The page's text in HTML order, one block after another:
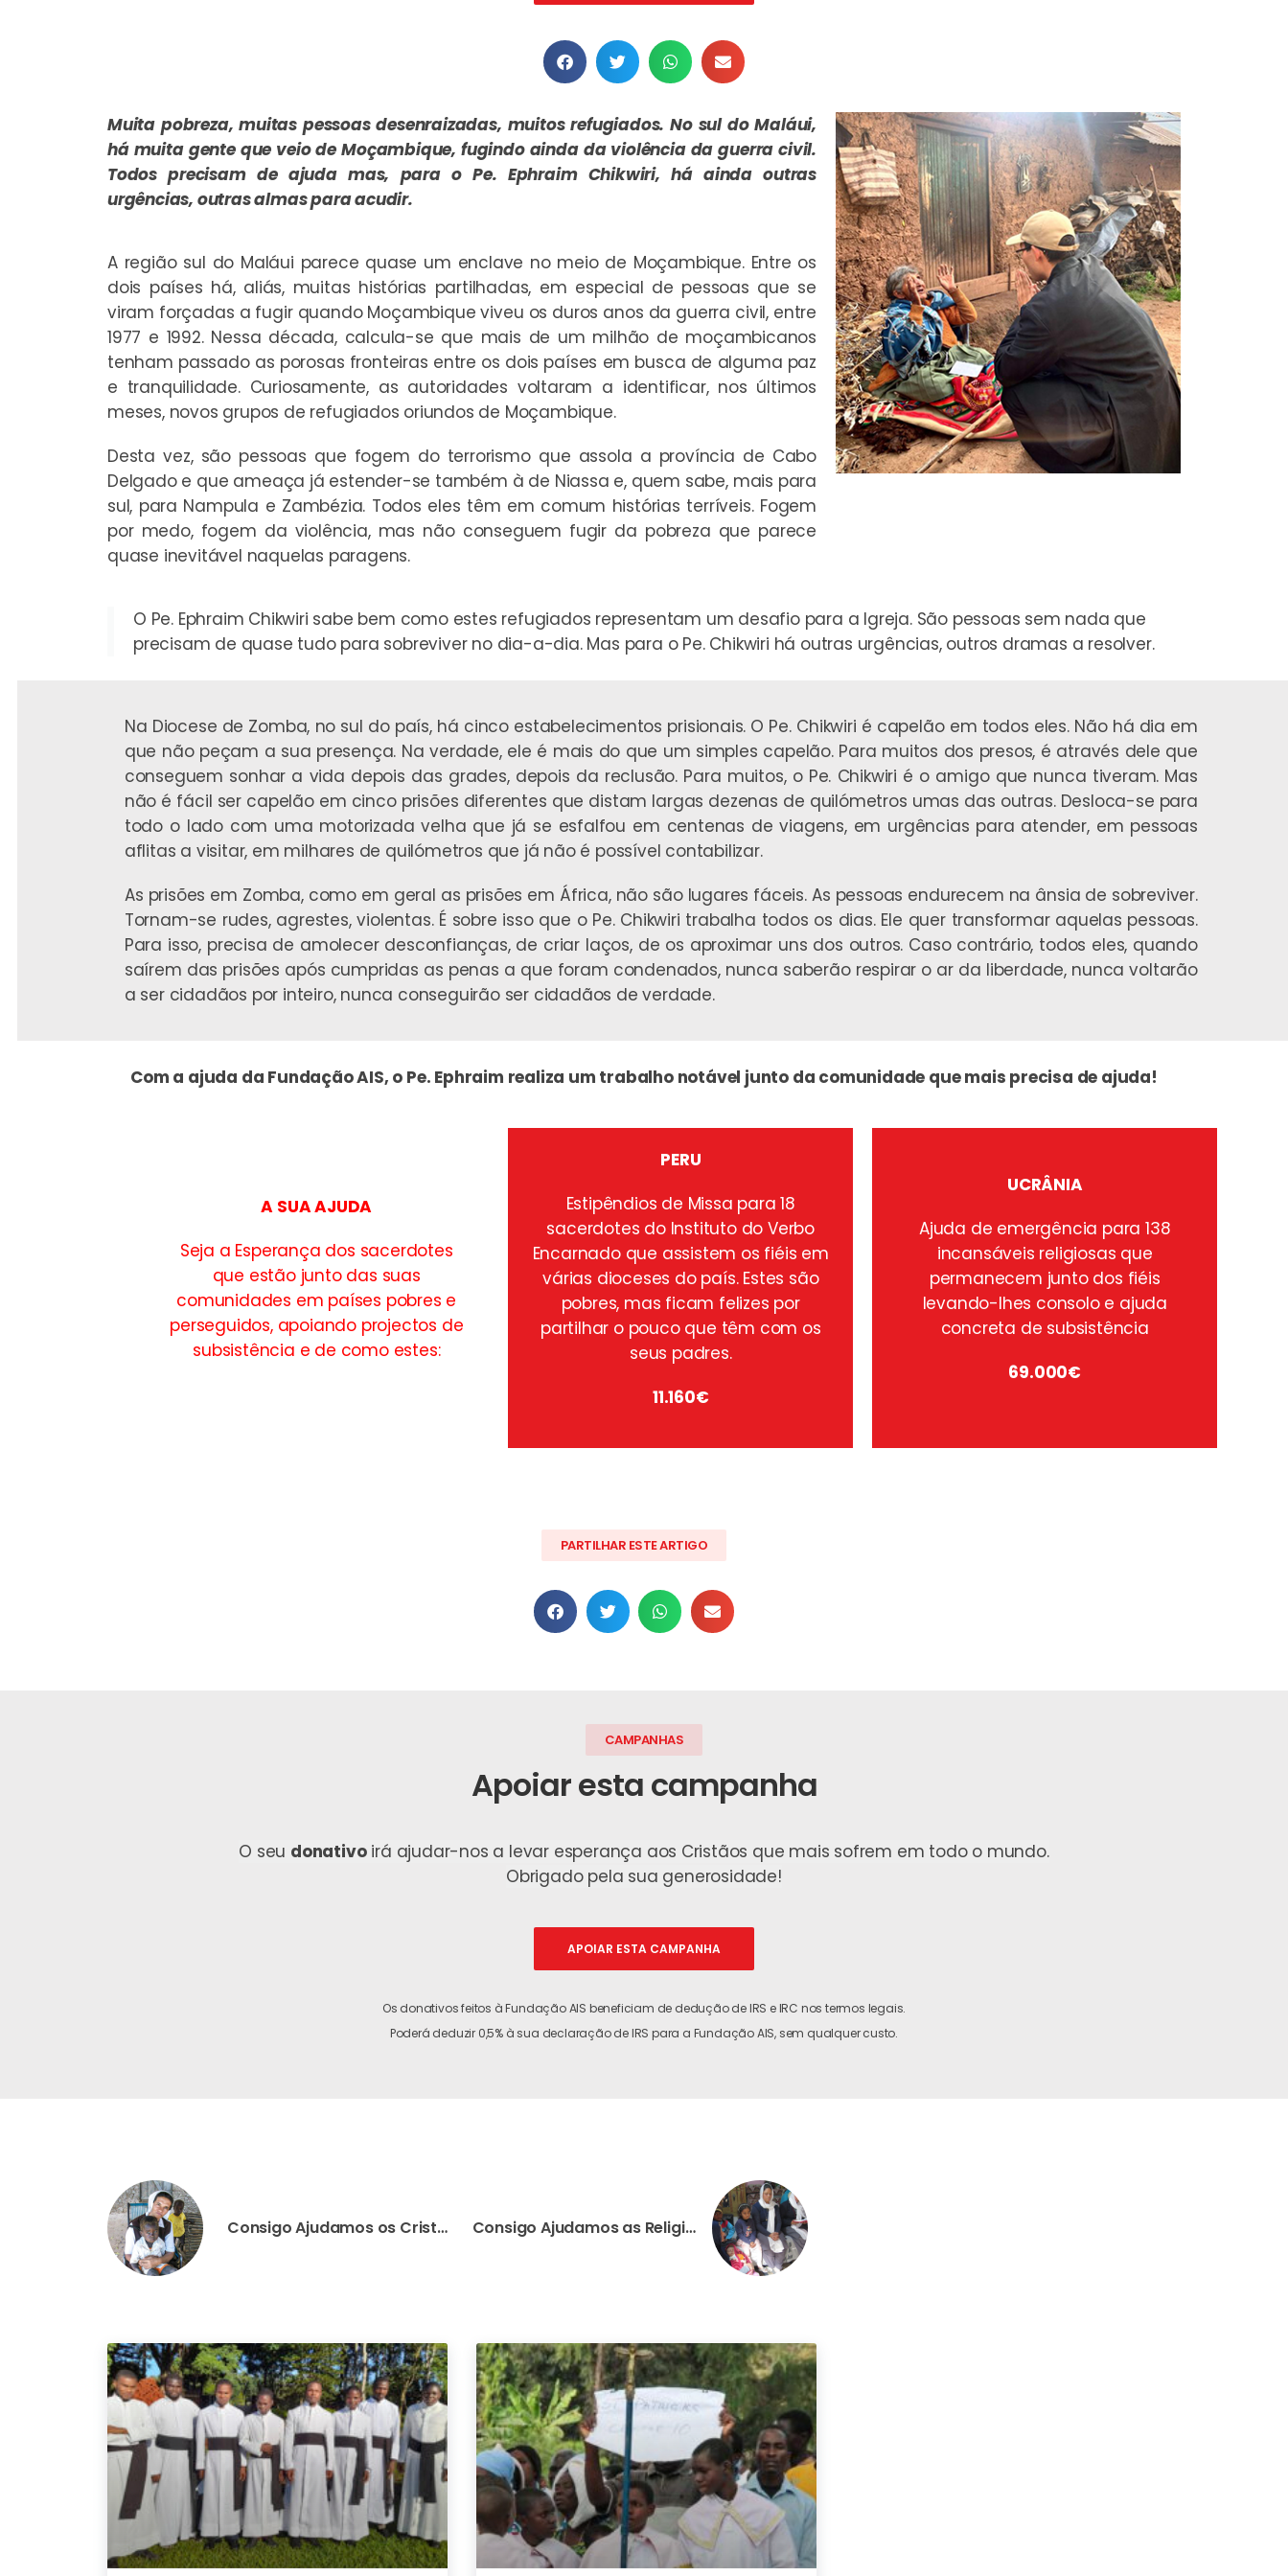
Muita pobreza, muitas pessoas desenraizadas, muitos refugiados. No sul do Maláui,
há muita gente que veio de Moçambique, fugindo ainda da violência da guerra civil.
Todos precisam de ajuda mas, para o Pe. Ephraim Chikwiri, há ainda outras
urgências, outras almas para acudir.
A região sul do Maláui parece quase um enclave no meio de Moçambique. Entre os
dois países há, aliás, muitas histórias partilhadas, em especial de pessoas que se
viram forçadas a fugir quando Moçambique viveu os duros anos da guerra civil, entre
1977 e 1992. Nessa década, calcula-se que mais de um milhão de moçambicanos
tenham passado as porosas fronteiras entre os dois países em busca de alguma paz
e tranquilidade. Curiosamente, as autoridades voltaram a identificar, nos últimos
meses, novos grupos de refugiados oriundos de Moçambique.
Desta vez, são pessoas que fogem do terrorismo que assola a província de Cabo
Delgado e que ameaça já estender-se também à de Niassa e, quem sabe, mais para
sul, para Nampula e Zambézia. Todos eles têm em comum histórias terríveis. Fogem
por medo, fogem da violência, mas não conseguem fugir da pobreza que parece
quase inevitável naquelas paragens.
O Pe. Ephraim Chikwiri sabe bem como estes refugiados representam um desafio para a Igreja. São pessoas sem nada que
precisam de quase tudo para sobreviver no dia-a-dia. Mas para o Pe. Chikwiri há outras urgências, outros dramas a resolver.
Na Diocese de Zomba, no sul do país, há cinco estabelecimentos prisionais. O Pe. Chikwiri é capelão em todos eles. Não há dia em
que não peçam a sua presença. Na verdade, ele é mais do que um simples capelão. Para muitos dos presos, é através dele que
conseguem sonhar a vida depois das grades, depois da reclusão. Para muitos, o Pe. Chikwiri é o amigo que nunca tiveram. Mas
não é fácil ser capelão em cinco prisões diferentes que distam largas dezenas de quilómetros umas das outras. Desloca-se para
todo o lado com uma motorizada velha que já se esfalfou em centenas de viagens, em urgências para atender, em pessoas
aflitas a visitar, em milhares de quilómetros que já não é possível contabilizar.
As prisões em Zomba, como em geral as prisões em África, não são lugares fáceis. As pessoas endurecem na ânsia de sobreviver.
Tornam-se rudes, agrestes, violentas. É sobre isso que o Pe. Chikwiri trabalha todos os dias. Ele quer transformar aquelas pessoas.
Para isso, precisa de amolecer desconfianças, de criar laços, de os aproximar uns dos outros. Caso contrário, todos eles, quando
saírem das prisões após cumpridas as penas a que foram condenados, nunca saberão respirar o ar da liberdade, nunca voltarão
a ser cidadãos por inteiro, nunca conseguirão ser cidadãos de verdade.
Com a ajuda da Fundação AIS, o Pe. Ephraim realiza um trabalho notável junto da comunidade que mais precisa de ajuda!
A SUA AJUDA
Seja a Esperança dos sacerdotes
que estão junto das suas
comunidades em países pobres e
perseguidos, apoiando projectos de
subsistência e de como estes:
PERU
Estipêndios de Missa para 18
sacerdotes do Instituto do Verbo
Encarnado que assistem os fiéis em
várias dioceses do país. Estes são
pobres, mas ficam felizes por
partilhar o pouco que têm com os
seus padres.
11.160€
UCRÂNIA
Ajuda de emergência para 138
incansáveis religiosas que
permanecem junto dos fiéis
levando-lhes consolo e ajuda
concreta de subsistência
69.000€
PARTILHAR ESTE ARTIGO
CAMPANHAS
Apoiar esta campanha
O seu donativoirá ajudar-nos a levar esperança aos Cristãos que mais sofrem em todo o mundo.
Obrigado pela sua generosidade!
APOIAR ESTA CAMPANHA
Os donativos feitos à Fundação AIS beneficiam de dedução de IRS e IRC nos termos legais.
Poderá deduzir 0,5% à sua declaração de IRS para a Fundação AIS, sem qualquer custo.
Consigo Ajudamos os Cristãos Perseguidos e Refugiados Consigo Ajudamos as Religiosas